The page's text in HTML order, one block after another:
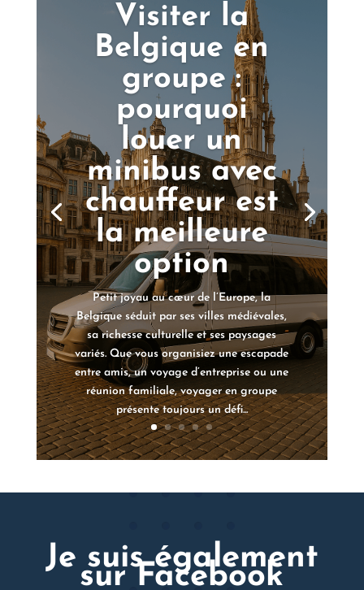
Visiter la
Belgique en
groupe :
pourquoi
louer un
minibus avec
chauffeur est
la meilleure
option
Petit joyau au cœur de l’Europe, la
Belgique séduit par ses villes médiévales,
sa richesse culturelle et ses paysages
variés. Que vous organisiez une escapade
entre amis, un voyage d’entreprise ou une
réunion familiale, voyager en groupe
présente toujours un défi...
Je suis également
sur Facebook